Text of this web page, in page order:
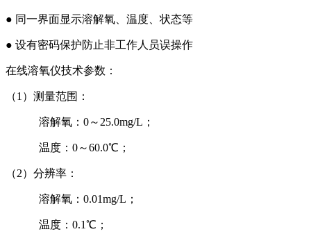
● 同一界面显示溶解氧、温度、状态等
● 设有密码保护防止非工作人员误操作
在线溶氧仪技术参数：
（1）测量范围：
溶解氧：0～25.0mg/L；
温度：0～60.0℃；
（2）分辨率：
溶解氧：0.01mg/L；
温度：0.1℃；